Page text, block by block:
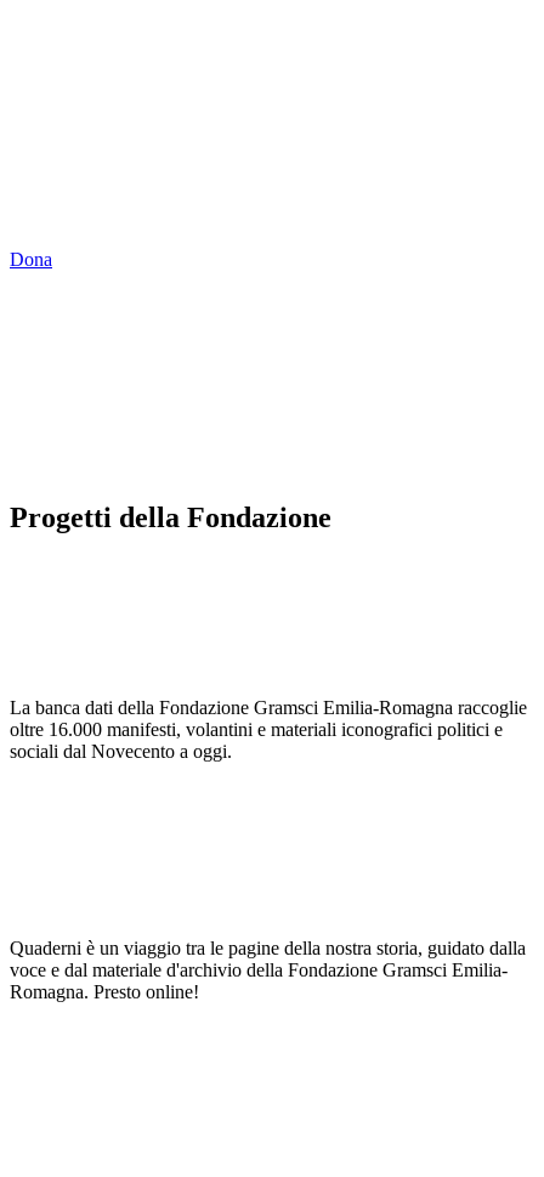
Dona
Progetti della Fondazione
La banca dati della Fondazione Gramsci Emilia-Romagna raccoglie
oltre 16.000 manifesti, volantini e materiali iconografici politici e
sociali dal Novecento a oggi.
Quaderni è un viaggio tra le pagine della nostra storia, guidato dalla
voce e dal materiale d'archivio della Fondazione Gramsci Emilia-
Romagna. Presto online!